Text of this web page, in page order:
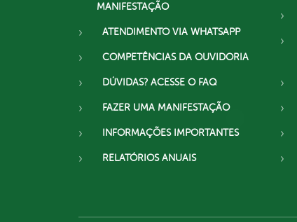
MANIFESTAÇÃO
ATENDIMENTO VIA WHATSAPP
COMPETÊNCIAS DA OUVIDORIA
DÚVIDAS? ACESSE O FAQ
FAZER UMA MANIFESTAÇÃO
INFORMAÇÕES IMPORTANTES
RELATÓRIOS ANUAIS